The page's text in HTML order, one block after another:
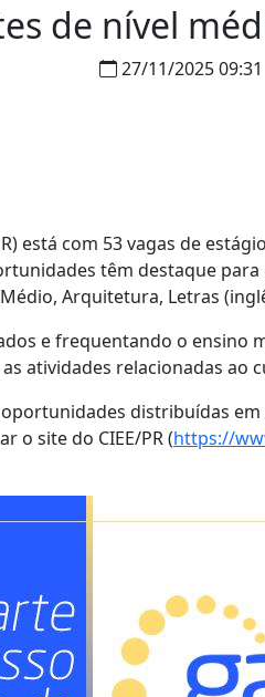
de nível
27/11/2025 09:31
está com 53 vagas de
têm destaque para
Arquitetura, Letras
e frequentando o ensino
atividades relacionadas ao
distribuídas
o site do CIEE/PR (https://